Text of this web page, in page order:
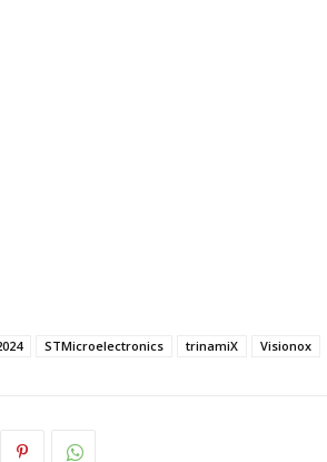
STMicroelectronics trinamiX Visionox